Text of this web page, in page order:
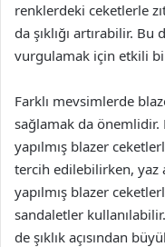
renklerdeki ceketlerle
da şıklığı artırabilir.
vurgulamak için etkili
Farklı mevsimlerde
sağlamak da önemlidir.
yapılmış blazer
tercih edilebilirken, yaz
yapılmış blazer
sandaletler
de şıklık açısından